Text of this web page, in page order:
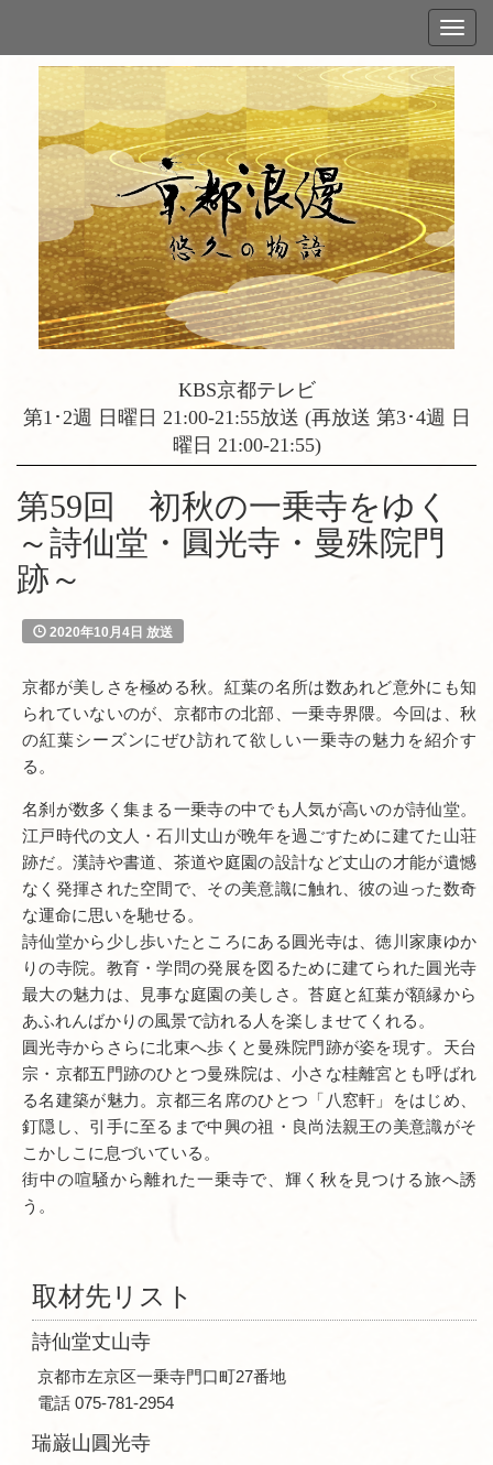
KBS京都テレビ
第1･2週 日曜日 21:00-21:55放送 (再放送 第3･4週 日
曜日 21:00-21:55)
第59回 初秋の一乗寺をゆく
～詩仙堂・圓光寺・曼殊院門
跡～
2020年10月4日 放送
京都が美しさを極める秋。紅葉の名所は数あれど意外にも知
られていないのが、京都市の北部、一乗寺界隈。今回は、秋
の紅葉シーズンにぜひ訪れて欲しい一乗寺の魅力を紹介す
る。
名刹が数多く集まる一乗寺の中でも人気が高いのが詩仙堂。
江戸時代の文人・石川丈山が晩年を過ごすために建てた山荘
跡だ。漢詩や書道、茶道や庭園の設計など丈山の才能が遺憾
なく発揮された空間で、その美意識に触れ、彼の辿った数奇
な運命に思いを馳せる。
詩仙堂から少し歩いたところにある圓光寺は、徳川家康ゆか
りの寺院。教育・学問の発展を図るために建てられた圓光寺
最大の魅力は、見事な庭園の美しさ。苔庭と紅葉が額縁から
あふれんばかりの風景で訪れる人を楽しませてくれる。
圓光寺からさらに北東へ歩くと曼殊院門跡が姿を現す。天台
宗・京都五門跡のひとつ曼殊院は、小さな桂離宮とも呼ばれ
る名建築が魅力。京都三名席のひとつ「八窓軒」をはじめ、
釘隠し、引手に至るまで中興の祖・良尚法親王の美意識がそ
こかしこに息づいている。
街中の喧騒から離れた一乗寺で、輝く秋を見つける旅へ誘
う。
取材先リスト
詩仙堂丈山寺
京都市左京区一乗寺門口町27番地
電話 075-781-2954
瑞巌山圓光寺